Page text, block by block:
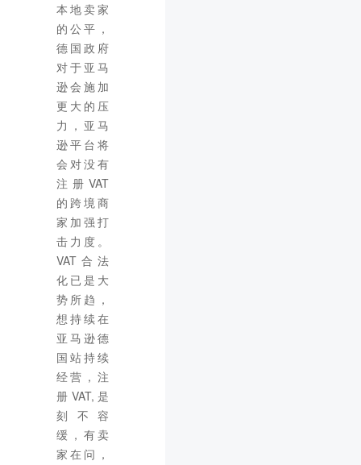
本地卖家
的公平，
德国政府
对于亚马
逊会施加
更大的压
力，亚马
逊平台将
会对没有
注册VAT
的跨境商
家加强打
击力度。
VAT合法
化已是大
势所趋，
想持续在
亚马逊德
国站持续
经营，注
册VAT,是
刻不容
缓，有卖
家在问，